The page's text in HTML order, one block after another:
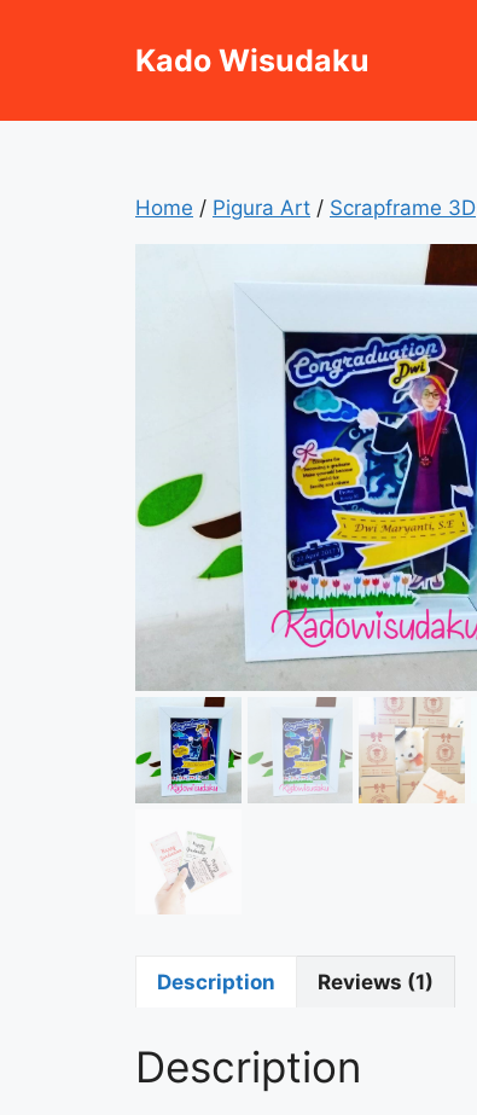
Kado Wisudaku
Home / Pigura Art / Scrapframe 3D
Description Reviews (1)
Description